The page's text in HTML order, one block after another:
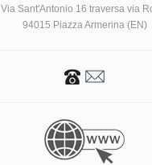
Via Sant'Antonio 16 traversa via
94015 Piazza Armerina (EN)